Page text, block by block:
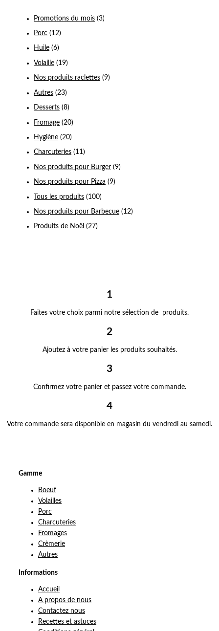
Promotions du mois (3)
Porc (12)
Huile (6)
Volaille (19)
Nos produits raclettes (9)
Autres (23)
Desserts (8)
Fromage (20)
Hygiène (20)
Charcuteries (11)
Nos produits pour Burger (9)
Nos produits pour Pizza (9)
Tous les produits (100)
Nos produits pour Barbecue (12)
Produits de Noël (27)
1
Faites votre choix parmi notre sélection de produits.
2
Ajoutez à votre panier les produits souhaités.
3
Confirmez votre panier et passez votre commande.
4
Votre commande sera disponible en magasin du vendredi au samedi.
Gamme
Boeuf
Volailles
Porc
Charcuteries
Fromages
Crèmerie
Autres
Informations
Accueil
A propos de nous
Contactez nous
Recettes et astuces